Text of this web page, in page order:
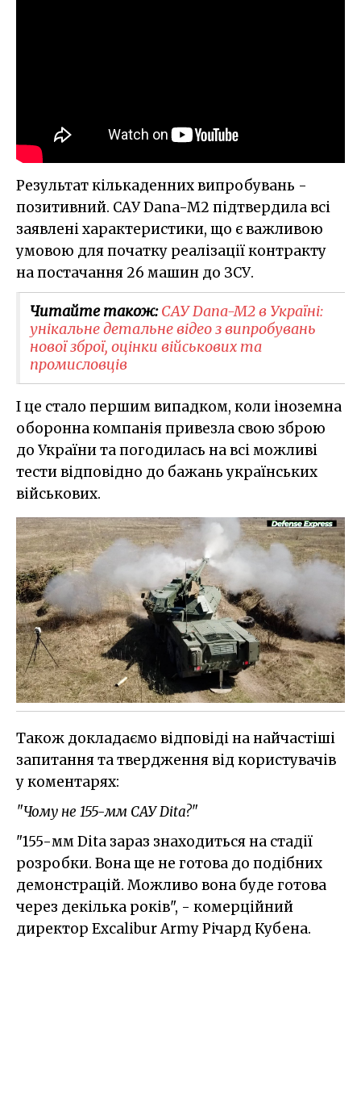
Результат кількаденних випробувань -
позитивний. САУ Dana-M2 підтвердила всі
заявлені характеристики, що є важливою
умовою для початку реалізації контракту
на постачання 26 машин до ЗСУ.
Читайте також:САУ Dana-M2 в Україні:
унікальне детальне відео з випробувань
нової зброї, оцінки військових та
промисловців
І це стало першим випадком, коли іноземна
оборонна компанія привезла свою зброю
до України та погодилась на всі можливі
тести відповідно до бажань українських
військових.
Також докладаємо відповіді на найчастіші
запитання та твердження від користувачів
у коментарях:
"Чому не 155-мм САУ Dita?"
"155-мм Dita зараз знаходиться на стадії
розробки. Вона ще не готова до подібних
демонстрацій. Можливо вона буде готова
через декілька років", - комерційний
директор Excalibur Army Річард Кубена.